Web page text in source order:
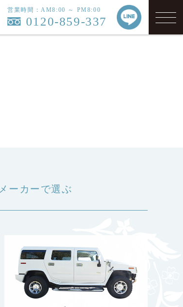
営業時間：AM8:00 ～ PM8:00
0120-859-337
メーカーで選ぶ